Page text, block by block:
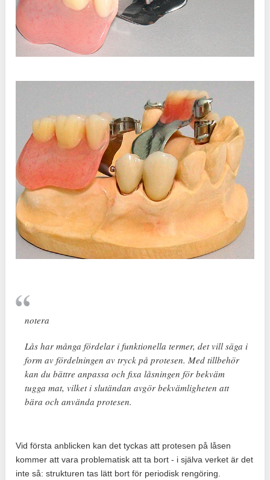
notera
Lås har många fördelar i funktionella termer, det vill säga i
form av fördelningen av tryck på protesen. Med tillbehör
kan du bättre anpassa och fixa låsningen för bekväm
tugga mat, vilket i slutändan avgör bekvämligheten att
bära och använda protesen.
Vid första anblicken kan det tyckas att protesen på låsen
kommer att vara problematisk att ta bort - i själva verket är det
inte så: strukturen tas lätt bort för periodisk rengöring.